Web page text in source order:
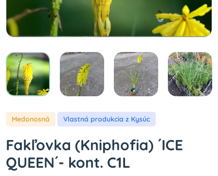
Medonosná Vlastná produkcia z Kysúc
Fakľovka (Kniphofia) ´ICE
QUEEN´- kont. C1L